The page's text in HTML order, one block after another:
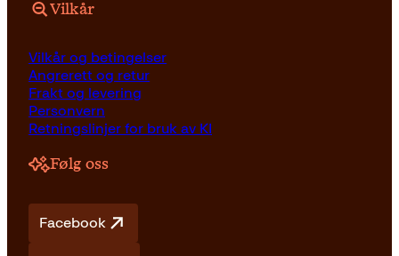
Vilkår
Vilkår og betingelser
Angrerett og retur
Frakt og levering
Personvern
Retningslinjer for bruk av KI
Følg oss
Facebook